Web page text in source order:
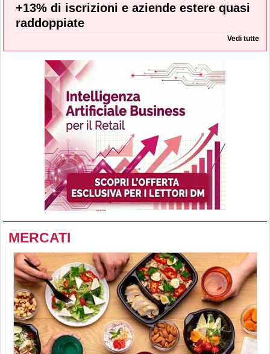
+13% di iscrizioni e aziende estere quasi
raddoppiate
Vedi tutte
MERCATI